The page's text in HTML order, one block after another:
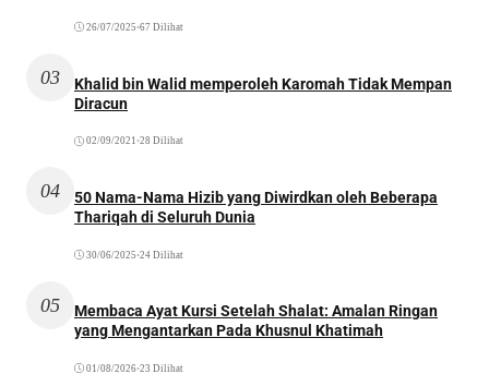
26/07/2025 •67 Dilihat
03
Khalid bin Walid memperoleh Karomah Tidak Mempan
Diracun
02/09/2021 •28 Dilihat
04
50 Nama-Nama Hizib yang Diwirdkan oleh Beberapa
Thariqah di Seluruh Dunia
30/06/2025 •24 Dilihat
05
Membaca Ayat Kursi Setelah Shalat: Amalan Ringan
yang Mengantarkan Pada Khusnul Khatimah
01/08/2026•23 Dilihat